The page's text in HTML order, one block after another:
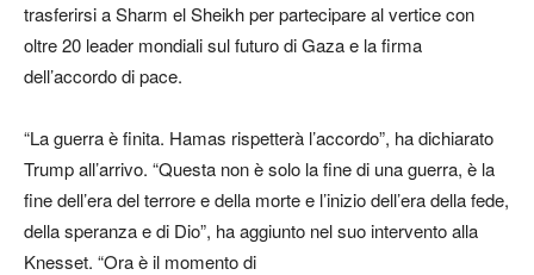
trasferirsi a Sharm el Sheikh per partecipare al vertice con
oltre 20 leader mondiali sul futuro di Gaza e la firma
dell’accordo di pace.
“La guerra è finita. Hamas rispetterà l’accordo”, ha dichiarato
Trump all’arrivo. “Questa non è solo la fine di una guerra, è la
fine dell’era del terrore e della morte e l’inizio dell’era della fede,
della speranza e di Dio”, ha aggiunto nel suo intervento alla
Knesset. “Ora è il momento di